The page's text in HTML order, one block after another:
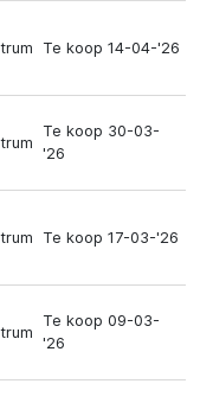
Te koop 14-04-'26
Te koop 30-03-
'26
Te koop 17-03-'26
Te koop 09-03-
'26